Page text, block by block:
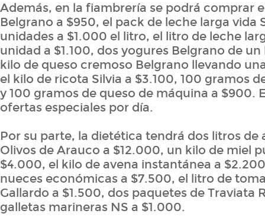
Además, en la fiambrería se podrá comprar
Belgrano a $950, el pack de leche larga vida
unidades a $1.000 el litro, el litro de leche
unidad a $1.100, dos yogures Belgrano de
kilo de queso cremoso Belgrano llevando
el kilo de ricota Silvia a $3.100, 100 gramos
y 100 gramos de queso de máquina a $900.
ofertas especiales por día.
Por su parte, la dietética tendrá dos litros de
Olivos de Arauco a $12.000, un kilo de miel
$4.000, el kilo de avena instantánea a
nueces económicas a $7.500, el litro de
Gallardo a $1.500, dos paquetes de Traviata
galletas marineras NS a $1.000.